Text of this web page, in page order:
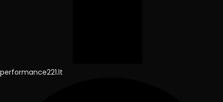
performance221.lt